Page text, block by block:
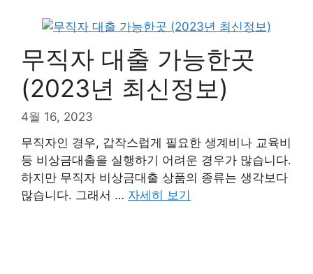
무직자 대출 가능한곳
(2023년 최신정보)
4월 16, 2023
무직자인 경우, 갑작스럽게 필요한 생계비나 교육비
등 비상금대출을 실행하기 어려운 경우가 많습니다.
하지만 무직자 비상금대출 상품의 종류는 생각보다
많습니다. 그래서 … 자세히 보기